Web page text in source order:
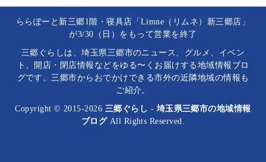
ららぽーと新三郷1階・寝具店「Limne（リムネ）新三郷店」
が3/30（日）をもって営業を終了
三郷ぐらしは、埼玉県三郷市のニュース、グルメ、イベン
ト、開店・閉店情報などをゆる〜くお届けする地域情報ブロ
グです。三郷市からおでかけできる市外の近隣地域の情報も
ご紹介。
Copyright © 2015-2026 三郷ぐらし - 埼玉県三郷市の地域情報
ブログAll Rights Reserved.